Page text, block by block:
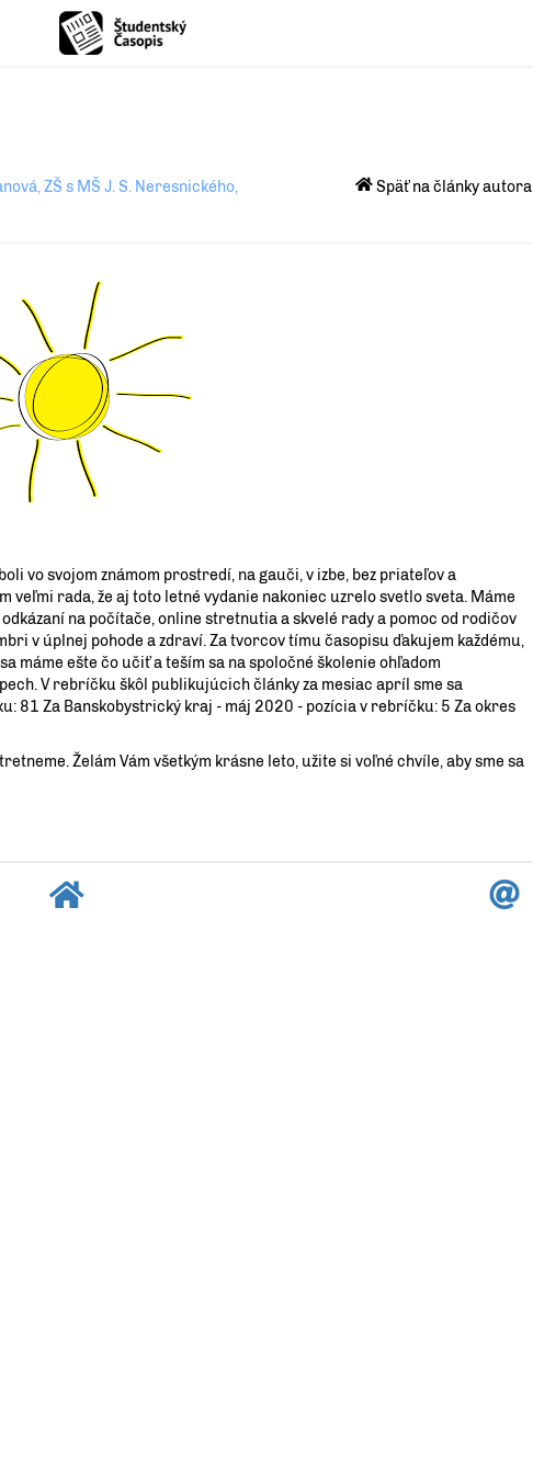
ZŠ s MŠ J. S. Neresnického,
Späť na články autora
vo svojom známom prostredí, na gauči, v izbe, bez priateľov a
veľmi rada, že aj toto letné vydanie nakoniec uzrelo svetlo sveta. Máme
na počítače, online stretnutia a skvelé rady a pomoc od rodičov
v úplnej pohode a zdraví. Za tvorcov tímu časopisu ďakujem každému,
máme ešte čo učiť a teším sa na spoločné školenie ohľadom
V rebríčku škôl publikujúcich články za mesiac apríl sme sa
81 Za Banskobystrický kraj - máj 2020 - pozícia v rebríčku: 5 Za okres
Želám Vám všetkým krásne leto, užite si voľné chvíle, aby sme sa